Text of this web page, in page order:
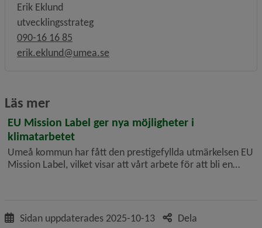
Erik Eklund
utvecklingsstrateg
090-16 16 85
erik.eklund@umea.se
Läs mer
EU Mission Label ger nya möjligheter i
klimatarbetet
Umeå kommun har fått den prestigefyllda utmärkelsen EU
Mission Label, vilket visar att vårt arbete för att bli en
Sidan uppdaterades 2025-10-13 Dela